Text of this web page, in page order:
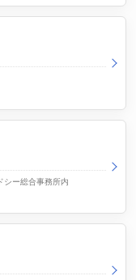
シー総合事務所内